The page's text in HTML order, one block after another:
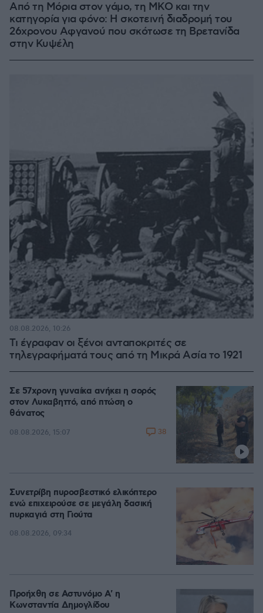
Από τη Μόρια στον γάμο, τη ΜΚΟ και την
κατηγορία για φόνο: Η σκοτεινή διαδρομή του
26χρονου Αφγανού που σκότωσε τη Βρετανίδα
στην Κυψέλη
Τι έγραφαν οι ξένοι ανταποκριτές σε
τηλεγραφήματά τους από τη Μικρά Ασία το 1921
08.08.2026, 10:26
Σε 57χρονη γυναίκα ανήκει η σορός
στον Λυκαβηττό, από πτώση ο
θάνατος
08.08.2026, 15:07 38
Συνετρίβη πυροσβεστικό ελικόπτερο
ενώ επιχειρούσε σε μεγάλη δασική
πυρκαγιά στη Γιούτα
08.08.2026, 09:34
Προήχθη σε Αστυνόμο Α' η
Κωνσταντία Δημογλίδου